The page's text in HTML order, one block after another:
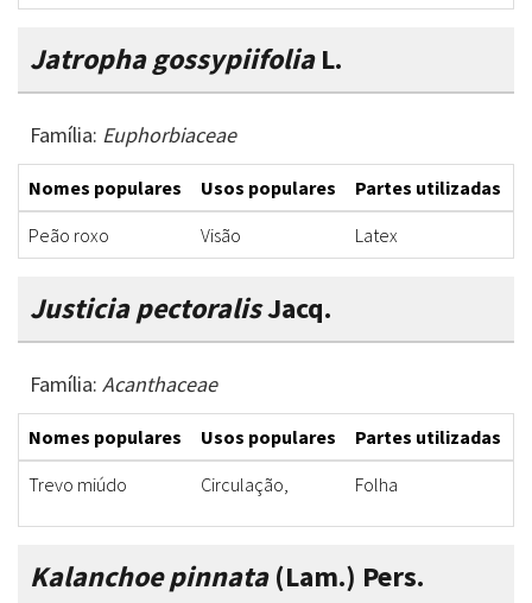
Jatropha gossypiifoliaL.
Família: Euphorbiaceae
Nomes populares Usos populares Partes utilizadas
Peão roxo
Visão Latex
Justicia pectoralisJacq.
Família: Acanthaceae
Nomes populares Usos populares Partes utilizadas
Trevo miúdo
Circulação, Folha
Kalanchoe pinnata(Lam.) Pers.